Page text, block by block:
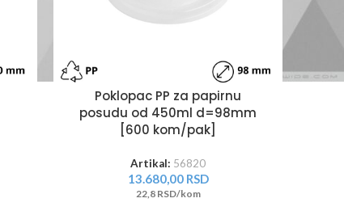
Poklopac PP za papirnu
posudu od 450ml d=98mm
[600 kom/pak]
Artikal: 56820
13.680,00 RSD
22,8 RSD/kom